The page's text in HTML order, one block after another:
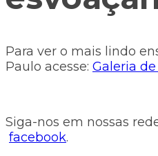
Para ver o mais lindo
Paulo acesse: Galeria
Siga-nos em nossas
facebook.